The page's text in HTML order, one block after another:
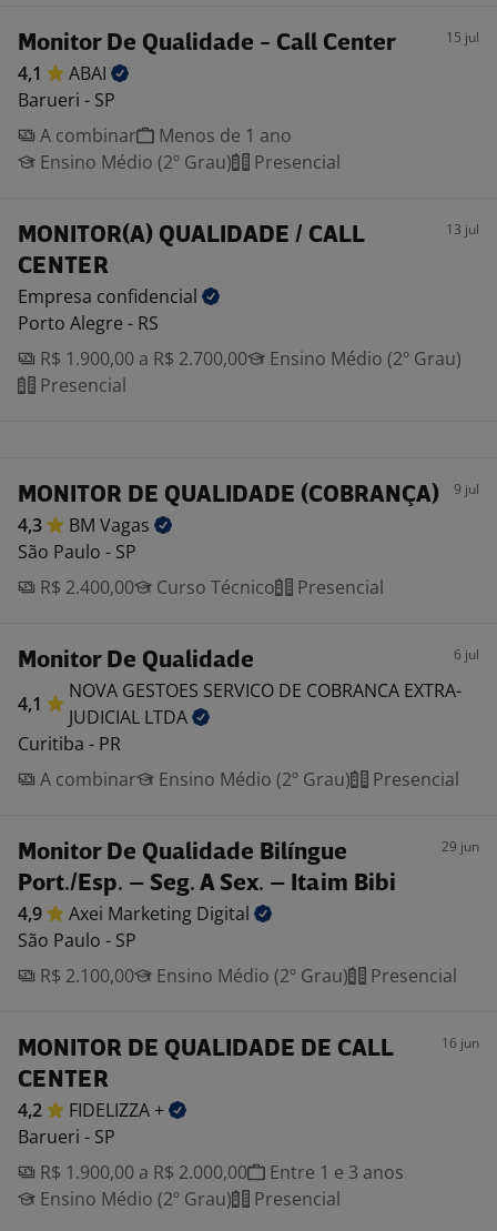
Monitor De Qualidade - Call Center 15 jul
4,1
ABAI
Barueri - SP
A combinar
Menos de 1 ano
Ensino Médio (2º Grau)
Presencial
MONITOR(A) QUALIDADE / CALL
CENTER
13 jul
Empresa confidencial
Porto Alegre - RS
R$ 1.900,00 a R$ 2.700,00
Ensino Médio (2º Grau)
Presencial
MONITOR DE QUALIDADE (COBRANÇA) 9 jul
4,3 BM Vagas
São Paulo - SP
R$ 2.400,00
Curso Técnico Presencial
Monitor De Qualidade 6 jul
4,1
NOVA GESTOES SERVICO DE COBRANCA EXTRA-
JUDICIAL LTDA
Curitiba - PR
A combinar
Ensino Médio (2º Grau) Presencial
Monitor De Qualidade Bilíngue
Port./Esp. – Seg. A Sex. – Itaim Bibi
29 jun
4,9 Axei Marketing Digital
São Paulo - SP
R$ 2.100,00
Ensino Médio (2º Grau) Presencial
MONITOR DE QUALIDADE DE CALL
CENTER
16 jun
4,2 FIDELIZZA +
Barueri - SP
R$ 1.900,00 a R$ 2.000,00
Entre 1 e 3 anos
Ensino Médio (2º Grau)
Presencial